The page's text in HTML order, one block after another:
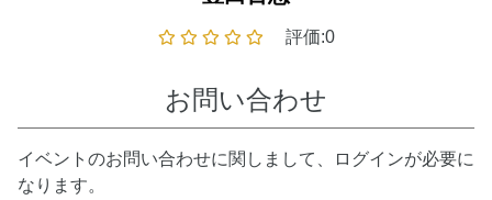
評価:0
お問い合わせ
イベントのお問い合わせに関しまして、ログインが必要に
なります。